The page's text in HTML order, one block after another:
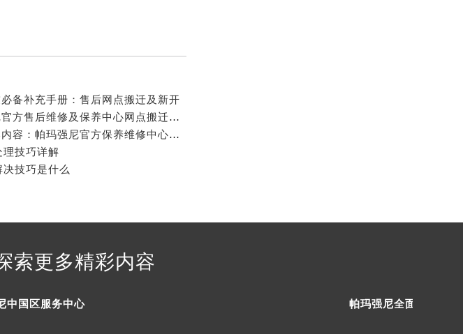
服务中心（需提前预约）
务中心（需提前预约）
前预约）
约）
服务中心（需提前预约）
预约）
前预约）
备补充手册：售后网点搬迁及新开
2026年6月关于帕玛强尼官方售后维修及保养中心网点搬迁与新增的公告
2026年5月最新发布文本内容：帕玛强尼官方保养维修中心网点变动（迁址新增）详情
理技巧详解
技巧是什么
索更多精彩内容
中国区服务中心 帕玛强尼全面服务